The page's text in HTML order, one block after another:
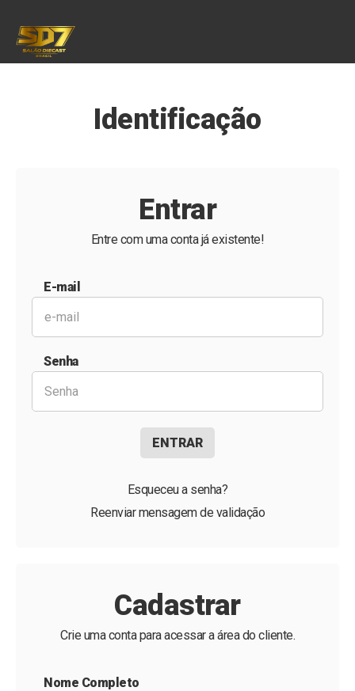
Identificação
Entrar
Entre com uma conta já existente!
E-mail
Senha
ENTRAR
Esqueceu a senha?
Reenviar mensagem de validação
Cadastrar
Crie uma conta para acessar a área do cliente.
Nome Completo